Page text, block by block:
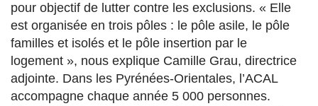
pour objectif de lutter contre les exclusions. « Elle
est organisée en trois pôles : le pôle asile, le pôle
familles et isolés et le pôle insertion par le
logement », nous explique Camille Grau, directrice
adjointe. Dans les Pyrénées-Orientales, l’ACAL
accompagne chaque année 5 000 personnes.